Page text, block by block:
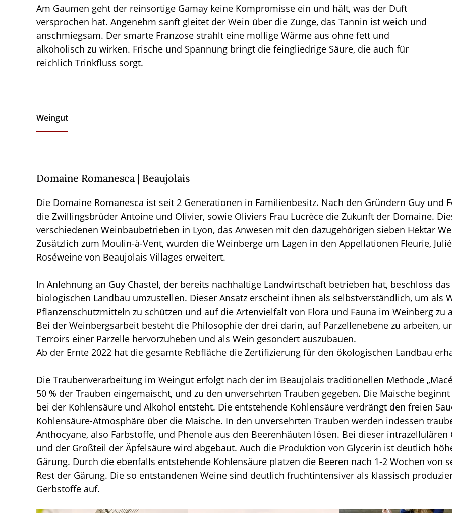
Am Gaumen geht der reinsortige Gamay keine Kompromisse ein und hält, was der Duft
versprochen hat. Angenehm sanft gleitet der Wein über die Zunge, das Tannin ist weich und
anschmiegsam. Der smarte Franzose strahlt eine mollige Wärme aus ohne fett und
alkoholisch zu wirken. Frische und Spannung bringt die feingliedrige Säure, die auch für
reichlich Trinkfluss sorgt.
Weingut
Domaine Romanesca | Beaujolais
Die Domaine Romanesca ist seit 2 Generationen in Familienbesitz. Nach den Gründern Guy und
die Zwillingsbrüder Antoine und Olivier, sowie Oliviers Frau Lucrèce die Zukunft der Domaine.
verschiedenen Weinbaubetrieben in Lyon, das Anwesen mit den dazugehörigen sieben Hektar
Zusätzlich zum Moulin-à-Vent, wurden die Weinberge um Lagen in den Appellationen Fleurie,
Roséweine von Beaujolais Villages erweitert.
In Anlehnung an Guy Chastel, der bereits nachhaltige Landwirtschaft betrieben hat, beschloss
biologischen Landbau umzustellen. Dieser Ansatz erscheint ihnen als selbstverständlich, um als
Pflanzenschutzmitteln zu schützen und auf die Artenvielfalt von Flora und Fauna im Weinberg zu
Bei der Weinbergsarbeit besteht die Philosophie der drei darin, auf Parzellenebene zu arbeiten,
Terroirs einer Parzelle hervorzuheben und als Wein gesondert auszubauen.
Ab der Ernte 2022 hat die gesamte Rebfläche die Zertifizierung für den ökologischen Landbau
Die Traubenverarbeitung im Weingut erfolgt nach der im Beaujolais traditionellen Methode
50 % der Trauben eingemaischt, und zu den unversehrten Trauben gegeben. Die Maische
bei der Kohlensäure und Alkohol entsteht. Die entstehende Kohlensäure verdrängt den freien
Kohlensäure-Atmosphäre über die Maische. In den unversehrten Trauben werden indessen
Anthocyane, also Farbstoffe, und Phenole aus den Beerenhäuten lösen. Bei dieser
und der Großteil der Äpfelsäure wird abgebaut. Auch die Produktion von Glycerin ist deutlich
Gärung. Durch die ebenfalls entstehende Kohlensäure platzen die Beeren nach 1-2 Wochen von
Rest der Gärung. Die so entstandenen Weine sind deutlich fruchtintensiver als klassisch
Gerbstoffe auf.